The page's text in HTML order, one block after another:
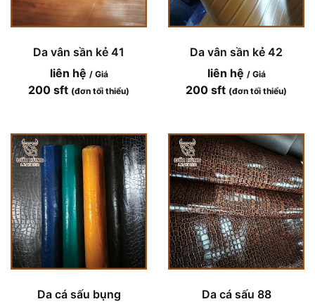
Da vân sần kẻ 41
liên hệ / Giá
200 sft (đơn tối thiểu)
Da vân sần kẻ 42
liên hệ / Giá
200 sft (đơn tối thiểu)
Da cá sấu bụng
Da cá sấu 88